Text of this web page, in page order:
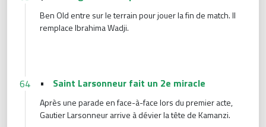
Ben Old entre sur le terrain pour jouer la fin de match. Il
remplace Ibrahima Wadji.
64 • Saint Larsonneur fait un 2e miracle
Après une parade en face-à-face lors du premier acte,
Gautier Larsonneur arrive à dévier la tête de Kamanzi.